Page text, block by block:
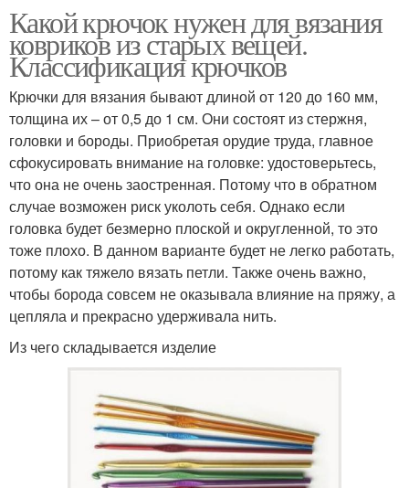
Какой крючок нужен для вязания
ковриков из старых вещей.
Классификация крючков
Крючки для вязания бывают длиной от 120 до 160 мм,
толщина их – от 0,5 до 1 см. Они состоят из стержня,
головки и бороды. Приобретая орудие труда, главное
сфокусировать внимание на головке: удостоверьтесь,
что она не очень заостренная. Потому что в обратном
случае возможен риск уколоть себя. Однако если
головка будет безмерно плоской и округленной, то это
тоже плохо. В данном варианте будет не легко работать,
потому как тяжело вязать петли. Также очень важно,
чтобы борода совсем не оказывала влияние на пряжу, а
цепляла и прекрасно удерживала нить.
Из чего складывается изделие